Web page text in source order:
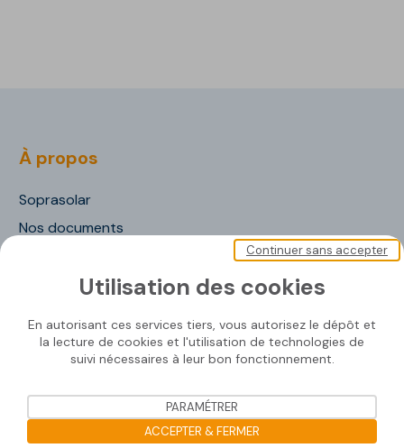
À propos
Soprasolar
Nos documents
Nos solutions
SOPRASOLAR® FIX EVO TILT
SOPRASOLAR® FIX EVO TILT PVC/TPO
Utilisation des cookies
En autorisant ces services tiers, vous autorisez le dépôt et
la lecture de cookies et l'utilisation de technologies de
suivi nécessaires à leur bon fonctionnement.
Continuer sans accepter
PARAMÉTRER
ACCEPTER & FERMER